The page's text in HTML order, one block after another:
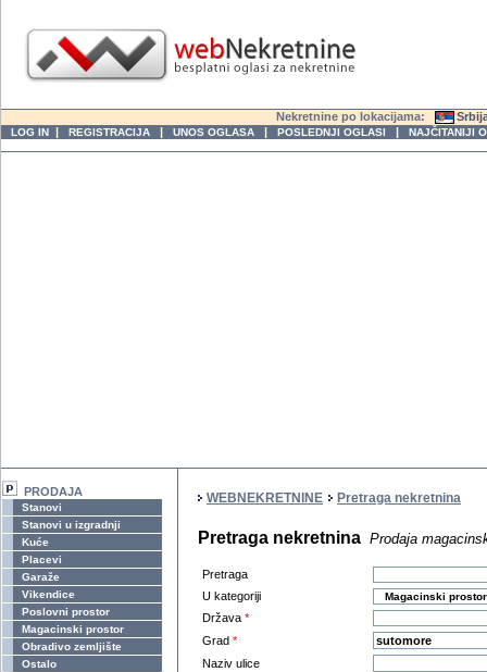
Nekretnine po lokacijama:
LOG IN | REGISTRACIJA | UNOS OGLASA | POSLEDNJI OGLASI | NAJČITANIJI
PRODAJA
Stanovi
Stanovi u izgradnji
Kuće
Placevi
Garaže
Vikendice
Poslovni prostor
Magacinski prostor
Obradivo zemljište
Ostalo
WEBNEKRETNINE Pretraga nekretnina
Pretraga nekretnina Prodaja
Pretraga
U kategoriji
Država *
Grad *
Naziv ulice